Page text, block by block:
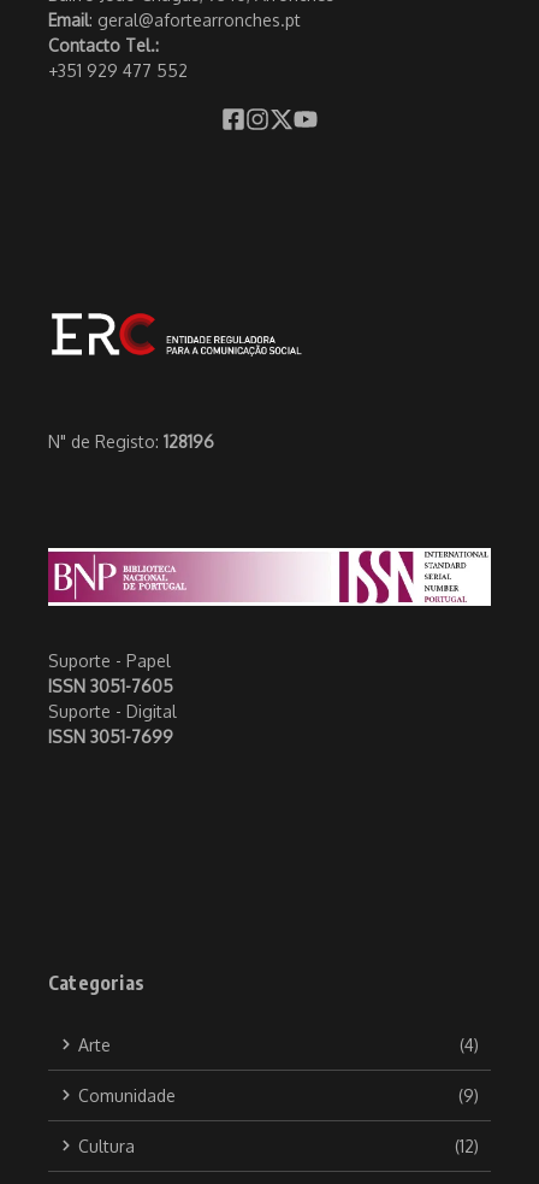
Email: geral@afortearronches.pt
Contacto Tel.:
+351 929 477 552
N" de Registo: 128196
Suporte - Papel
ISSN 3051-7605
Suporte - Digital
ISSN 3051-7699
Categorias
Arte (4)
Comunidade (9)
Cultura (12)